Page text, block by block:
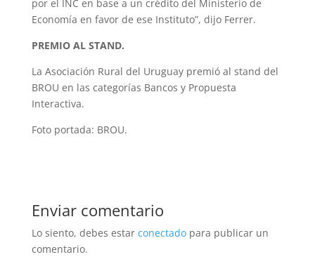
por el INC en base a un crédito del Ministerio de
Economía en favor de ese Instituto”, dijo Ferrer.
PREMIO AL STAND.
La Asociación Rural del Uruguay premió al stand del
BROU en las categorías Bancos y Propuesta
Interactiva.
Foto portada: BROU.
Enviar comentario
Lo siento, debes estar conectadopara publicar un
comentario.